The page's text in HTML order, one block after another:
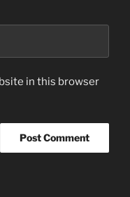
in this browser